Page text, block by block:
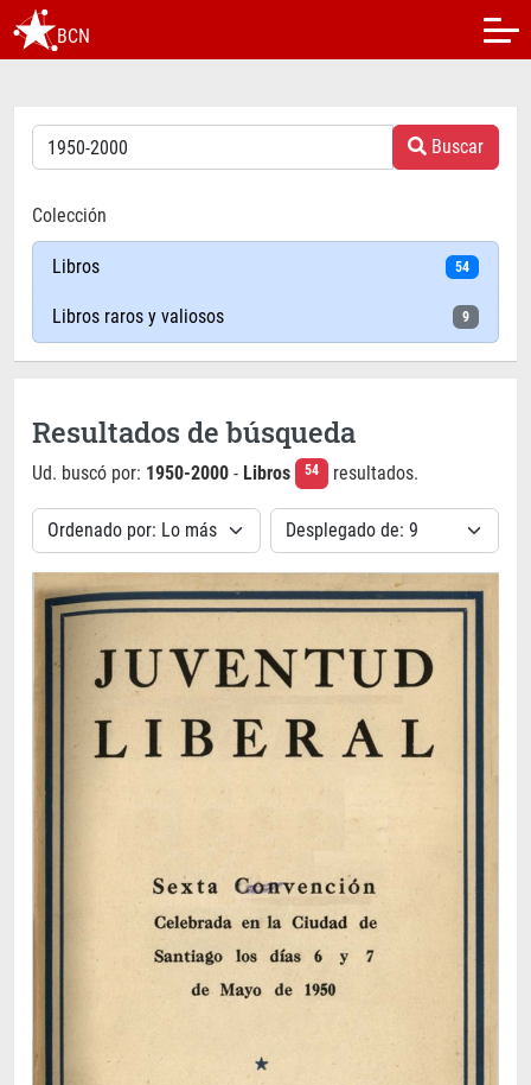
BCN
Buscar
Colección
Libros 54
Libros raros y valiosos 9
Resultados de búsqueda
Ud. buscó por: 1950-2000 - Libros 54 resultados.